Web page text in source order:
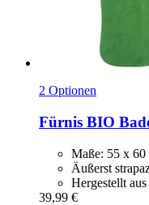
2 Optionen
Fürnis BIO
Maße: 55 x 60
Äußerst
Hergestellt
39,99 €